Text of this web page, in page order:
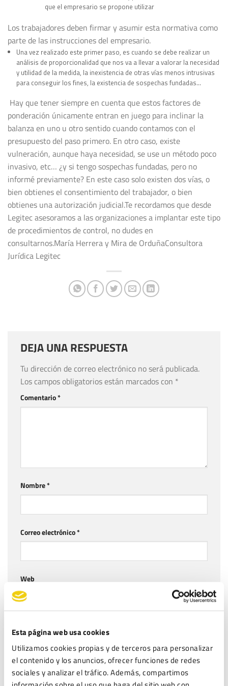
Esta página web usa cookies
Utilizamos cookies propias y de terceros para personalizar
el contenido y los anuncios, ofrecer funciones de redes
sociales y analizar el tráfico. Además, compartimos
que el empresario se propone utilizar
Los trabajadores deben firmar y asumir esta normativa como
parte de las instrucciones del empresario.
Una vez realizado este primer paso, es cuando se debe realizar un
análisis de proporcionalidad que nos va a llevar a valorar la necesidad
y utilidad de la medida, la inexistencia de otras vías menos intrusivas
para conseguir los fines, la existencia de sospechas fundadas…
Hay que tener siempre en cuenta que estos factores de
ponderación únicamente entran en juego para inclinar la
balanza en uno u otro sentido cuando contamos con el
presupuesto del paso primero. En otro caso, existe
vulneración, aunque haya necesidad, se use un método poco
invasivo, etc… ¿y si tengo sospechas fundadas, pero no
informé previamente? En este caso solo existen dos vías, o
bien obtienes el consentimiento del trabajador, o bien
obtienes una autorización judicial.Te recordamos que desde
Legitec asesoramos a las organizaciones a implantar este tipo
de procedimientos de control, no dudes en
consultarnos.María Herrera y Mira de OrduñaConsultora
Jurídica Legitec
DEJA UNA RESPUESTA
Tu dirección de correo electrónico no será publicada.
Los campos obligatorios están marcados con *
Comentario*
Nombre*
Correo electrónico*
Web
navegador para la próxima vez que comente.
LEGITEC moderará sus comentarios y podrá o no dar respuesta a los mismos.
Puede ejercer sus derechos de acceso, rectificación, supresión y portabilidad